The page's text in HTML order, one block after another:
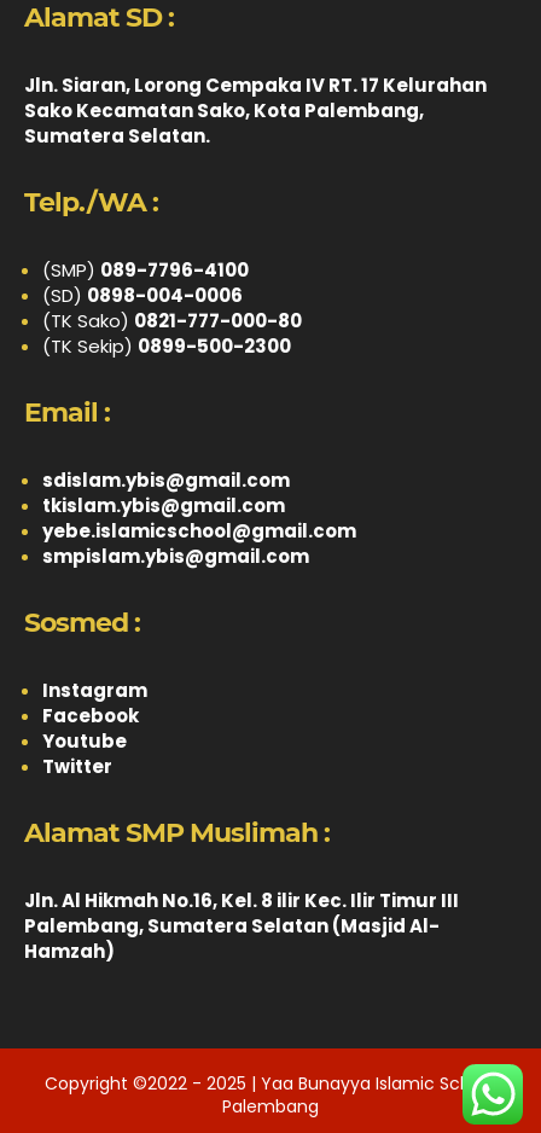
Alamat SD :
Jln. Siaran, Lorong Cempaka IV RT. 17 Kelurahan
Sako Kecamatan Sako, Kota Palembang,
Sumatera Selatan.
Telp./WA :
(SMP) 089-7796-4100
(SD) 0898-004-0006
(TK Sako) 0821-777-000-80
(TK Sekip) 0899-500-2300
Email :
sdislam.ybis@gmail.com
tkislam.ybis@gmail.com
yebe.islamicschool@gmail.com
smpislam.ybis@gmail.com
Sosmed :
Instagram
Facebook
Youtube
Twitter
Alamat SMP Muslimah :
Jln. Al Hikmah No.16, Kel. 8 ilir Kec. Ilir Timur III
Palembang, Sumatera Selatan (Masjid Al-
Hamzah)
Copyright ©2022 - 2025 | Yaa Bunayya Islamic School
Palembang